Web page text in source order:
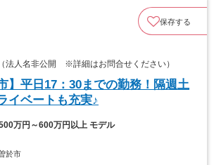
保存する
法人名非公開 ※詳細はお問合せください）
】平日17：30までの勤務！隔週土
イベートも充実♪
500万円～600万円以上 モデル
於市